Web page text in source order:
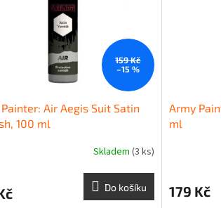
159 Kč
–15 %
Air Aegis Suit Satin
100 ml
Skladem (3 ks)
Do košíku
Army
ml
179 Kč